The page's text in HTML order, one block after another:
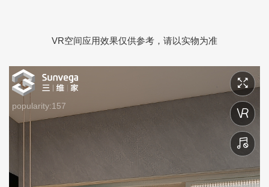
VR空间应用效果仅供参考，请以实物为准